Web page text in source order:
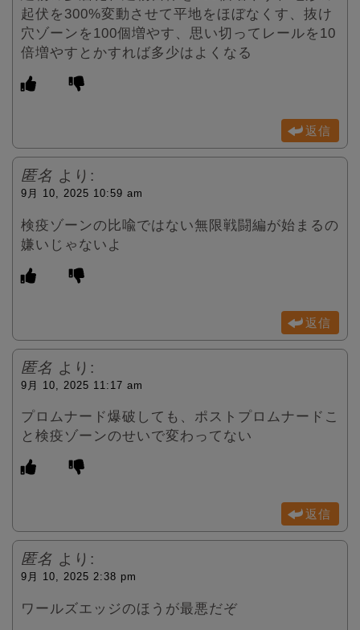
起伏を300%変動させて平地をほぼなくす、抜け
穴ゾーンを100個増やす、思い切ってレールを10
倍増やすとかすれば多少はよくなる
返信
匿名 より:
9月 10, 2025 10:59 am
検疫ゾーンの比喩ではない無限戦闘編が始まるの
嫌いじゃないよ
返信
匿名 より:
9月 10, 2025 11:17 am
プロムナード爆破しても、ポストプロムナードこ
と検疫ゾーンのせいで変わってない
返信
匿名 より:
9月 10, 2025 2:38 pm
ワールズエッジのほうが最悪だぞ